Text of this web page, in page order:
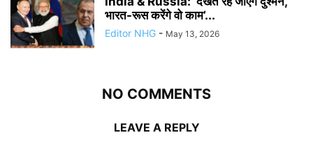
भारत-रूस करेंगे वो काम’...
Editor NHG - May 13, 2026
NO COMMENTS
LEAVE A REPLY